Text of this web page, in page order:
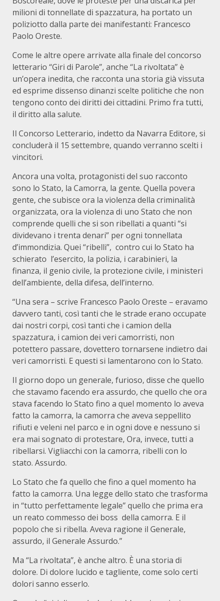
milioni di tonnellate di spazzatura, ha portato un
poliziotto dalla parte dei manifestanti: Francesco
Paolo Oreste.
Come le altre opere arrivate alla finale del concorso
letterario “Giri di Parole”, anche “La rivoltata” è
un’opera inedita, che racconta una storia già vissuta
ed esprime dissenso dinanzi scelte politiche che non
tengono conto dei diritti dei cittadini. Primo fra tutti,
il diritto alla salute.
Il Concorso Letterario, indetto da Navarra Editore, si
concluderà il 15 settembre, quando verranno scelti i
vincitori.
Ancora una volta, protagonisti del suo racconto
sono lo Stato, la Camorra, la gente. Quella povera
gente, che subisce ora la violenza della criminalità
organizzata, ora la violenza di uno Stato che non
comprende quelli che si son ribellati a quanti “si
dividevano i trenta denari” per ogni tonnellata
d’immondizia. Quei “ribelli”, contro cui lo Stato ha
schierato l’esercito, la polizia, i carabinieri, la
finanza, il genio civile, la protezione civile, i ministeri
dell’ambiente, della difesa, dell’interno.
“Una sera – scrive Francesco Paolo Oreste – eravamo
davvero tanti, così tanti che le strade erano occupate
dai nostri corpi, così tanti che i camion della
spazzatura, i camion dei veri camorristi, non
potettero passare, dovettero tornarsene indietro dai
veri camorristi. E questi si lamentarono con lo Stato.
Il giorno dopo un generale, furioso, disse che quello
che stavamo facendo era assurdo, che quello che ora
stava facendo lo Stato fino a quel momento lo aveva
fatto la camorra, la camorra che aveva seppellito
rifiuti e veleni nel parco e in ogni dove e nessuno si
era mai sognato di protestare, Ora, invece, tutti a
ribellarsi. Vigliacchi con la camorra, ribelli con lo
stato. Assurdo.
Lo Stato che fa quello che fino a quel momento ha
fatto la camorra. Una legge dello stato che trasforma
in “tutto perfettamente legale” quello che prima era
un reato commesso dei boss della camorra. E il
popolo che si ribella. Aveva ragione il Generale,
assurdo, il Generale Assurdo.”
Ma “La rivoltata”, è anche altro. È una storia di
dolore. Di dolore lucido e tagliente, come solo certi
dolori sanno esserlo.